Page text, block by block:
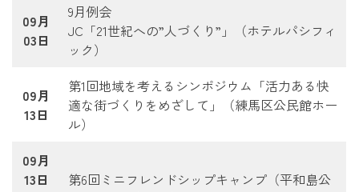
09月
03日
9月例会
JC「21世紀への”人づくり”」（ホテルパシフィ
ック）
09月
13日
第1回地域を考えるシンポジウム「活力ある快
適な街づくりをめざして」（練馬区公民館ホー
ル）
09月
13日
第6回ミニフレンドシップキャンプ（平和島公